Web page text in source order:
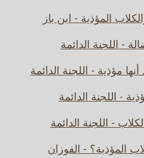
المؤذية - ابن باز
- اللجنة الدائمة
مؤذية - اللجنة الدائمة
- اللجنة الدائمة
- اللجنة الدائمة
المؤذية؟ - الفوزان